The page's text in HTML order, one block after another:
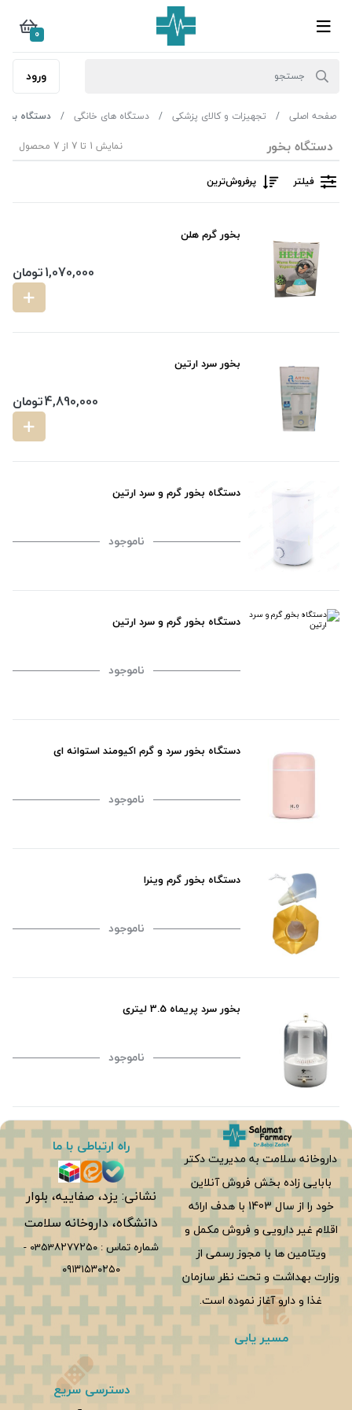
0
ورود
صفحه اصلی تجهیزات و کالای پزشکی دستگاه های خانگی دستگاه بخور
دستگاه بخور نمایش 1 تا 7 از 7 محصول
فیلتر پرفروش‌ترین‌
بخور گرم هلن
1,070,000تومان
بخور سرد ارتین
4,890,000تومان
دستگاه بخور گرم و سرد ارتین
ناموجود
دستگاه بخور گرم و سرد ارتین
ناموجود
دستگاه بخور سرد و گرم اکیومند استوانه ای
ناموجود
دستگاه بخور گرم وینرا
ناموجود
بخور سرد پریماه 3.5 لیتری
ناموجود
داروخانه سلامت به مدیریت دکتر
بابایی زاده بخش فروش آنلاین
خود را از سال 1403 با هدف ارائه
اقلام غیر دارویی و فروش مکمل و
ویتامین ها با مجوز رسمی از
وزارت بهداشت و تحت نظر سازمان
غذا و دارو آغاز نموده است.
راه ارتباطی با ما
نشانی: یزد، صفاییه، بلوار
دانشگاه، داروخانه سلامت
شماره تماس :0353۸۲۷۷۲۵۰ -
۰۹۱۳۱۵۳۰۲۵۰
مسیر یابی
دسترسی سریع